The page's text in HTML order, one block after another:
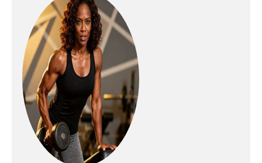
ou sportif expérimenté, sa puissance garantit un
soutien optimal et des résultats visibles.
【Stabilité et sécurité accrues pour chaque
session】 Ce réformateur Pilates dispose d'une
base plate et élargie, assurant une répartition
homogène de la force. Son design antidérapant
minimise les risques de basculement et de
secousses, garantissant des mouvements
fluides et contrôlés pour vos exercices Pilates à
domicile.
【Matériaux durables adaptés aux
entraînements intensifs】 Fabriqué en PP
écologique et ultra-résistant, ce rouleau
abdominal supporte jusqu'à 300 livres sans